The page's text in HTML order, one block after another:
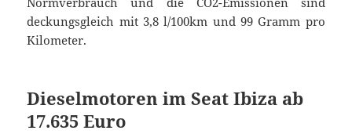
deckungsgleich mit 3,8 l/100km und 99 Gramm pro
Kilometer.
Dieselmotoren im Seat Ibiza ab
17.635 Euro